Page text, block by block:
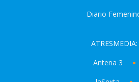
Diario
ATRESMEDIA:
Antena 3